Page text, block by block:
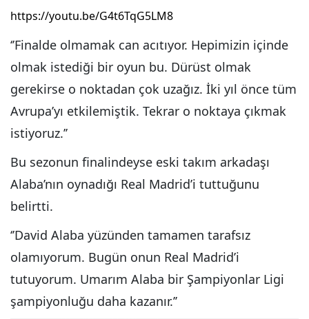
https://youtu.be/G4t6TqG5LM8
‘’Finalde olmamak can acıtıyor. Hepimizin içinde
olmak istediği bir oyun bu. Dürüst olmak
gerekirse o noktadan çok uzağız. İki yıl önce tüm
Avrupa’yı etkilemiştik. Tekrar o noktaya çıkmak
istiyoruz.’’
Bu sezonun finalindeyse eski takım arkadaşı
Alaba’nın oynadığı Real Madrid’i tuttuğunu
belirtti.
‘’David Alaba yüzünden tamamen tarafsız
olamıyorum. Bugün onun Real Madrid’i
tutuyorum. Umarım Alaba bir Şampiyonlar Ligi
şampiyonluğu daha kazanır.’’